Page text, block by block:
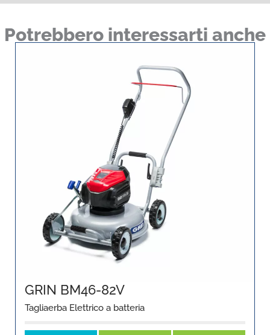
Potrebbero interessarti anche
GRIN BM46-82V
Tagliaerba Elettrico a batteria